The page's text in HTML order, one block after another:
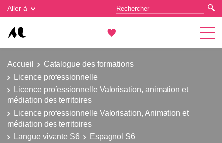
Aller à
Accueil
Catalogue des formations
Licence professionnelle
Licence professionnelle Valorisation, animation et
médiation des territoires
Licence professionnelle Valorisation, Animation et
médiation des territoires
Langue vivante S6
Espagnol S6
Gestion des cookies